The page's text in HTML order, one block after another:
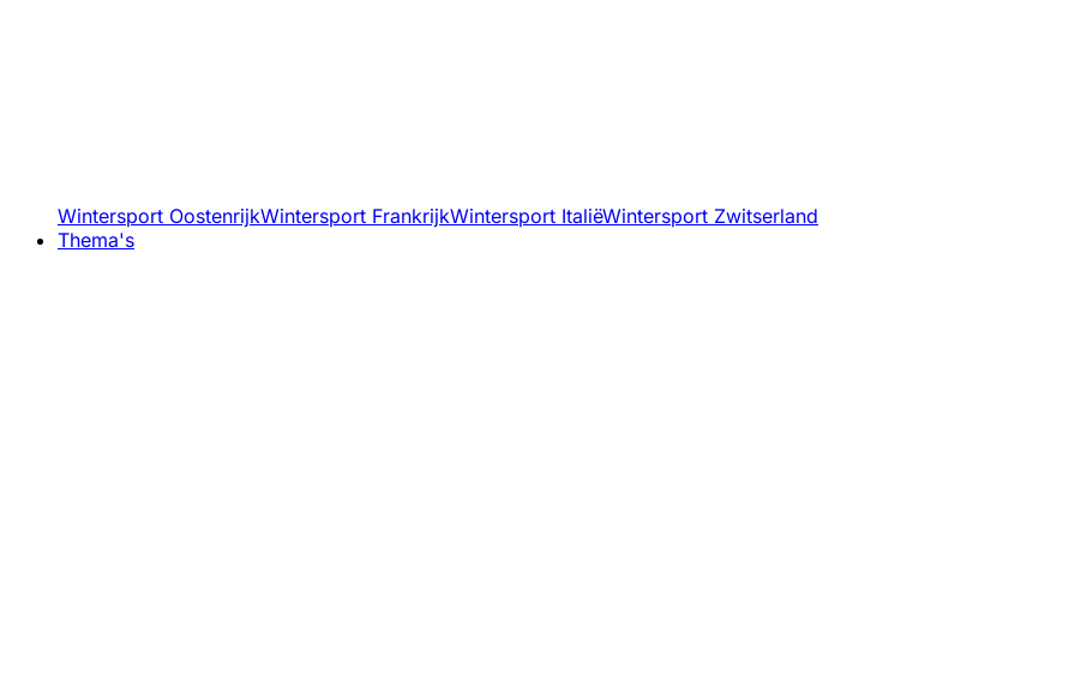
Wintersport OostenrijkWintersport FrankrijkWintersport ItaliëWintersport Zwitserland
Thema's